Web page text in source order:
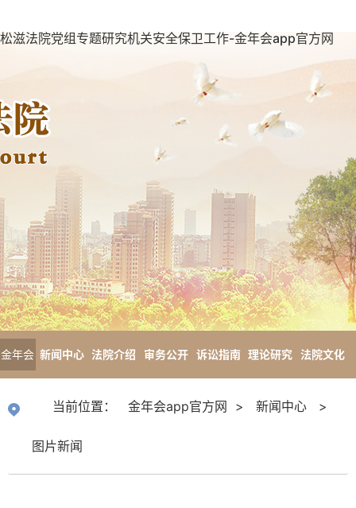
松滋法院党组专题研究机关安全保卫工作-金年会app官方网
金年会
方网
新闻中心 法院介绍 审务公开 诉讼指南 理论研究 法院文化
当前位置： 金年会app官方网 > 新闻中心 >
图片新闻